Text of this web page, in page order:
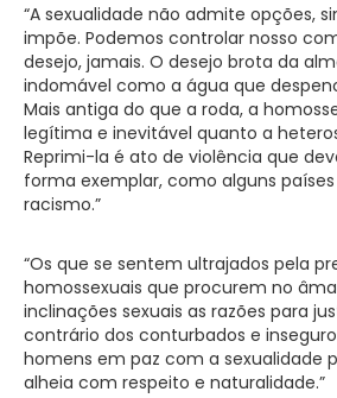
“A sexualidade não admite opções,
impõe. Podemos controlar nosso
desejo, jamais. O desejo brota da
indomável como a água que
Mais antiga do que a roda, a
legítima e inevitável quanto a
Reprimi-la é ato de violência que
forma exemplar, como alguns
racismo.”
“Os que se sentem ultrajados pela
homossexuais que procurem no
inclinações sexuais as razões para
contrário dos conturbados e
homens em paz com a sexualidade
alheia com respeito e naturalidade.”